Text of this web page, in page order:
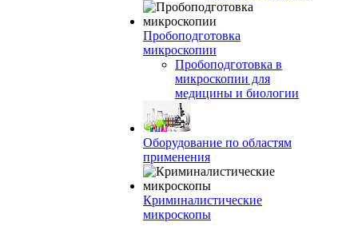
Пробоподготовка
микроскопии
Пробоподготовка в
микроскопии для
медицины и биологии
Оборудование по областям
применения
Криминалистические
микроскопы